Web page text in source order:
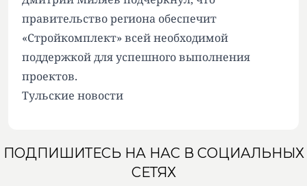
правительство региона обеспечит
«Стройкомплект» всей необходимой
поддержкой для успешного выполнения
проектов.
Тульские новости
ПОДПИШИТЕСЬ НА НАС В СОЦИАЛЬНЫХ
СЕТЯХ